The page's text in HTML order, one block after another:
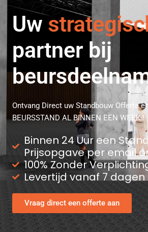
Uw
partner bij
Ontvang Direct uw Standbouw Offerte
BEURSSTAND AL BINNEN EEN WEEK !
Binnen 24 Uur een
Prijsopgave per email
100% Zonder
Levertijd vanaf 7 dagen
Vraag direct een offerte aan